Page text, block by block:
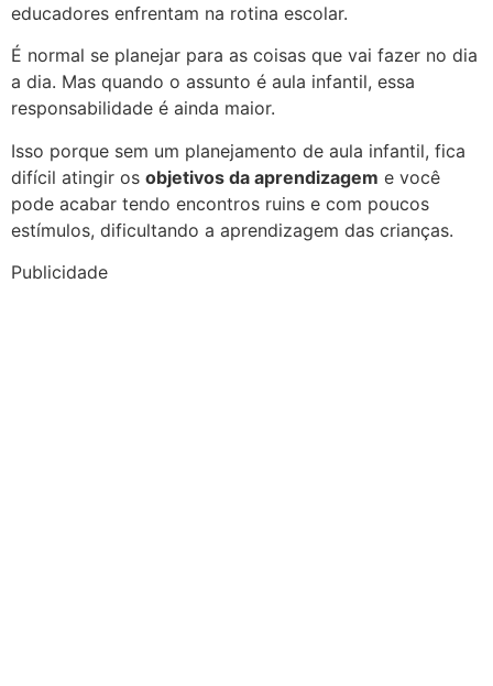
educadores enfrentam na rotina escolar.
É normal se planejar para as coisas que vai fazer no dia
a dia. Mas quando o assunto é aula infantil, essa
responsabilidade é ainda maior.
Isso porque sem um planejamento de aula infantil, fica
difícil atingir os objetivos da aprendizagem e você
pode acabar tendo encontros ruins e com poucos
estímulos, dificultando a aprendizagem das crianças.
Publicidade